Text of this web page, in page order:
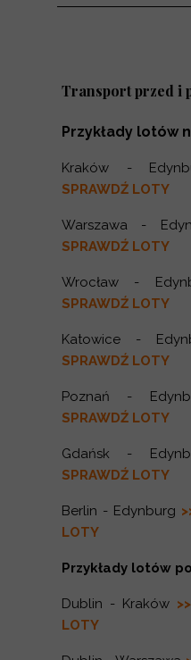
Transport przed i
Przykłady lotów
Kraków -
SPRAWDŹ LOTY
Warszawa -
SPRAWDŹ LOTY
Wrocław -
SPRAWDŹ LOTY
Katowice -
SPRAWDŹ LOTY
Poznań -
SPRAWDŹ LOTY
Gdańsk -
SPRAWDŹ LOTY
Berlin - Edynburg
LOTY
Przykłady lotów
Dublin - Kraków
LOTY